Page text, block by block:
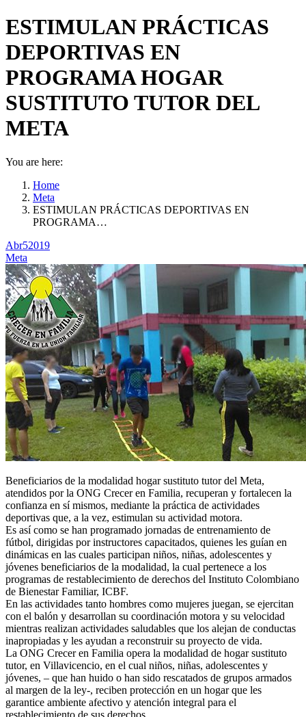
ESTIMULAN PRÁCTICAS
DEPORTIVAS EN
PROGRAMA HOGAR
SUSTITUTO TUTOR DEL
META
You are here:
Home
Meta
ESTIMULAN PRÁCTICAS DEPORTIVAS EN
PROGRAMA…
Abr52019
Meta
Beneficiarios de la modalidad hogar sustituto tutor del Meta,
atendidos por la ONG Crecer en Familia, recuperan y fortalecen la
confianza en sí mismos, mediante la práctica de actividades
deportivas que, a la vez, estimulan su actividad motora.
Es así como se han programado jornadas de entrenamiento de
fútbol, dirigidas por instructores capacitados, quienes les guían en
dinámicas en las cuales participan niños, niñas, adolescentes y
jóvenes beneficiarios de la modalidad, la cual pertenece a los
programas de restablecimiento de derechos del Instituto Colombiano
de Bienestar Familiar, ICBF.
En las actividades tanto hombres como mujeres juegan, se ejercitan
con el balón y desarrollan su coordinación motora y su velocidad
mientras realizan actividades saludables que los alejan de conductas
inapropiadas y les ayudan a reconstruir su proyecto de vida.
La ONG Crecer en Familia opera la modalidad de hogar sustituto
tutor, en Villavicencio, en el cual niños, niñas, adolescentes y
jóvenes, – que han huido o han sido rescatados de grupos armados
al margen de la ley-, reciben protección en un hogar que les
garantice ambiente afectivo y atención integral para el
restablecimiento de sus derechos.